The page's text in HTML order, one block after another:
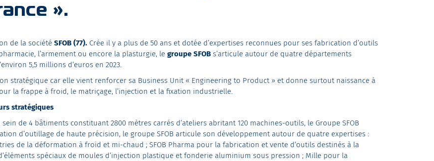
».
de la société SFOB (77). Crée il y a plus de 50 ans et dotée d’expertises reconnues pour ses fabrication d’outils
l’armement ou encore la plasturgie, le groupe SFOB s’articule autour de quatre départements
5,5 millions d’euros en 2023.
stratégique car elle vient renforcer sa Business Unit « Engineering to Product » et donne surtout naissance à
la frappe à froid, le matriçage, l’injection et la fixation industrielle.
stratégiques
de 4 bâtiments constituant 2800 mètres carrés d’ateliers abritant 120 machines-outils, le Groupe SFOB
d’outillage de haute précision, le groupe SFOB articule son développement autour de quatre expertises :
de la déformation à froid et mi-chaud ; SFOB Pharma pour la fabrication et vente d’outils destinés à la
spéciaux de moules d’injection plastique et fonderie aluminium sous pression ; Mille pour la